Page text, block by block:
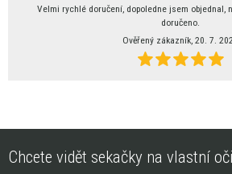
Velmi rychlé doručení, dopoledne jsem objednal,
doručeno.
Ověřený zákazník, 20. 7.
Chcete vidět sekačky na vlastní